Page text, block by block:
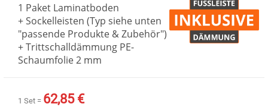
1 Paket Laminatboden
+ Sockelleisten (Typ siehe unten
"passende Produkte & Zubehör")
+ Trittschalldämmung PE-
Schaumfolie 2 mm
1 Set = 62,85 €